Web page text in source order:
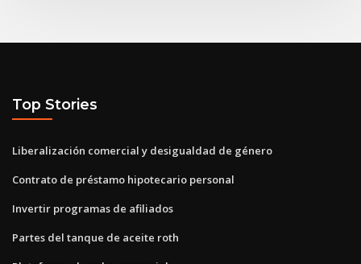
Top Stories
Liberalización comercial y desigualdad de género
Contrato de préstamo hipotecario personal
Invertir programas de afiliados
Partes del tanque de aceite roth